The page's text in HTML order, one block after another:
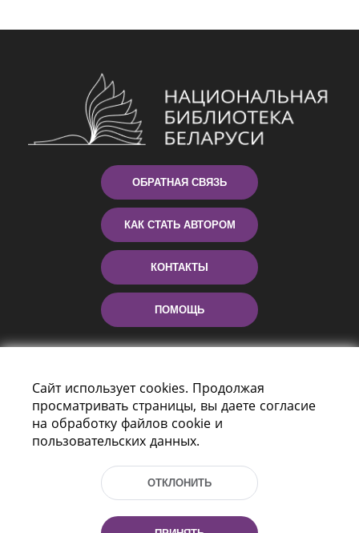
ОБРАТНАЯ СВЯЗЬ
КАК СТАТЬ АВТОРОМ
КОНТАКТЫ
ПОМОЩЬ
Пр-т Независимости 116
г. Минск, Республика Беларусь, 220114
Тел.: (+375 17) 368 37 37, Факс: (+375 17)
Сайт использует cookies. Продолжая
просматривать страницы, вы даете согласие
на обработку файлов cookie и
пользовательских данных.
ОТКЛОНИТЬ